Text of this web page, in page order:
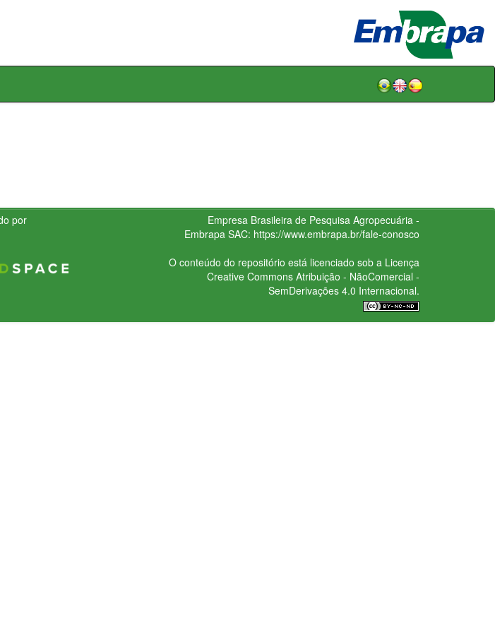
por
Empresa Brasileira de Pesquisa Agropecuária -
Embrapa SAC: https://www.embrapa.br/fale-conosco
O conteúdo do repositório está licenciado sob a Licença
Creative CommonsAtribuição - NãoComercial -
SemDerivações 4.0 Internacional.